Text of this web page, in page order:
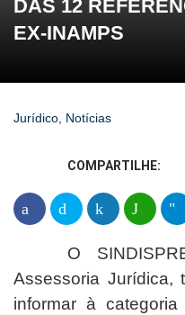
DAS 12
EX-INAMPS
Jurídico, Notícias
COMPARTILHE:
O
Assessoria Jurídica,
informar à